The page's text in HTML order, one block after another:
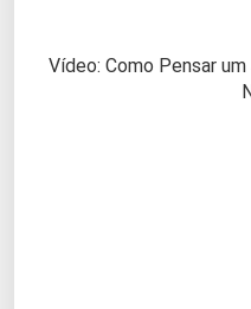
Vídeo: Como Pensar